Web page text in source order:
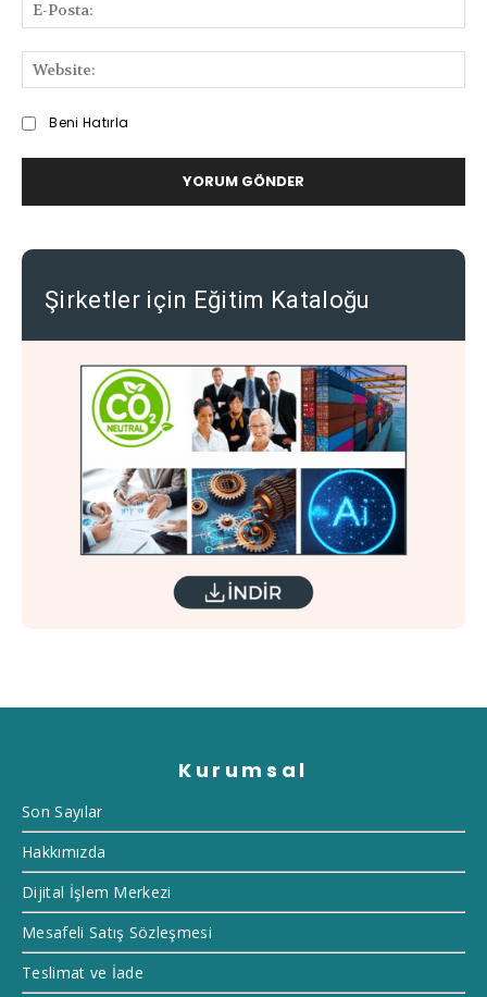
Beni Hatırla
Şirketler için Eğitim Kataloğu
Kurumsal
Son Sayılar
Hakkımızda
Dijital İşlem Merkezi
Mesafeli Satış Sözleşmesi
Teslimat ve İade